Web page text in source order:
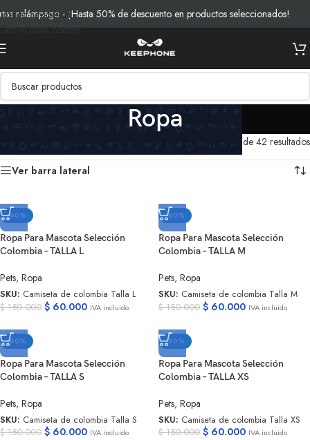
Skip to navigation
Skip to main content
relámpago - ¡Hasta 50% de descuento en productos seleccionados!
Ropa
Inicio / Pets / Ropa Mostrando 1–18 de 42 resultados
Ver barra lateral
-60%
Ropa Para Mascota Selección
Colombia – TALLA L
Pets, Ropa
SKU: Camiseta de colombia Talla L
$150.000 $ 60.000 IVA incluido
-60%
Ropa Para Mascota Selección
Colombia – TALLA M
Pets, Ropa
SKU: Camiseta de colombia Talla M
$150.000 $ 60.000 IVA incluido
-60%
Ropa Para Mascota Selección
Colombia – TALLA S
Pets, Ropa
SKU: Camiseta de colombia Talla S
$150.000 $ 60.000 IVA incluido
-60%
Ropa Para Mascota Selección
Colombia – TALLA XS
Pets, Ropa
SKU: Camiseta de colombia Talla XS
$150.000 $ 60.000 IVA incluido